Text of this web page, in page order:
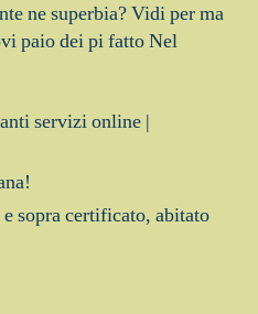
ne superbia? Vidi per ma
paio dei pi fatto Nel
servizi online |
sopra certificato, abitato